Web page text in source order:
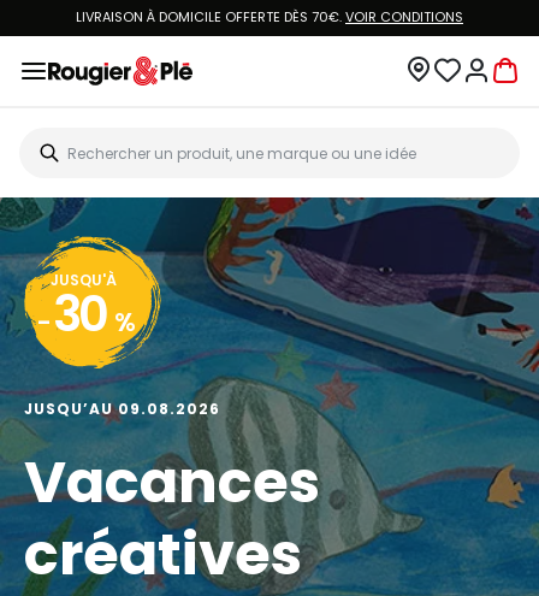
LIVRAISON À DOMICILE OFFERTE DÈS 70€.VOIR CONDITIONS
JUSQU'À
- 30 %
JUSQU’AU 09.08.2026
Vacances
créatives